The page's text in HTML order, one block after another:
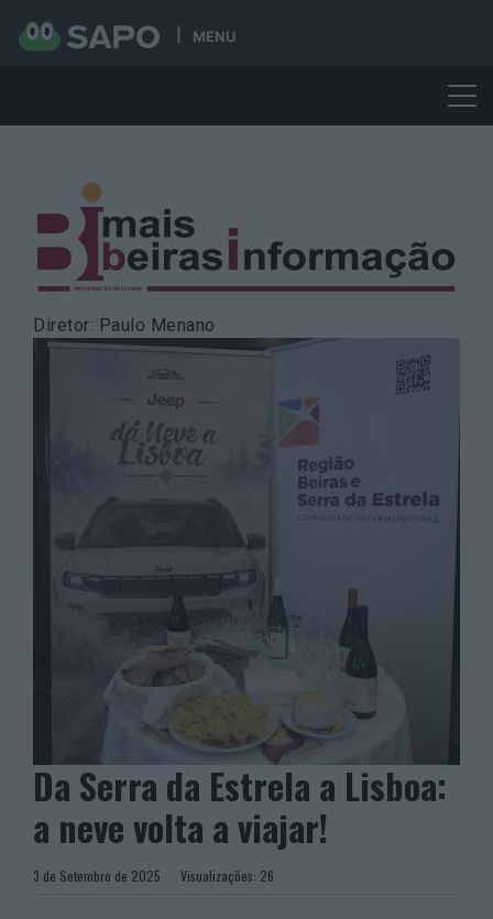
MENU
content
Diretor: Paulo Menano
Da Serra da Estrela a Lisboa:
a neve volta a viajar!
3 de Setembro de 2025 Visualizações: 26